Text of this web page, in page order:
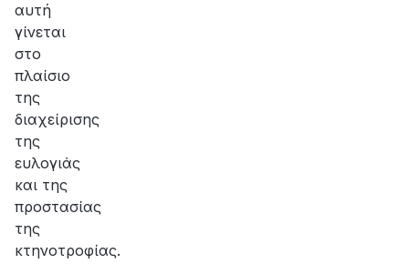
αυτή
γίνεται
στο
πλαίσιο
της
διαχείρισης
της
ευλογιάς
και της
προστασίας
της
κτηνοτροφίας.